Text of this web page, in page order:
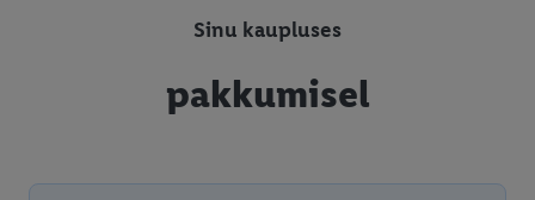
Sinu kaupluses
pakkumisel